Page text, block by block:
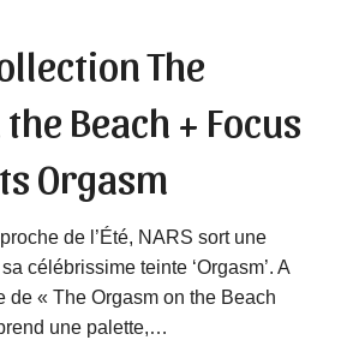
The
Beach + Focus
Orgasm
de l’Été, NARS sort une
célébrissime teinte ‘Orgasm’. A
de « The Orgasm on the Beach
une palette,…